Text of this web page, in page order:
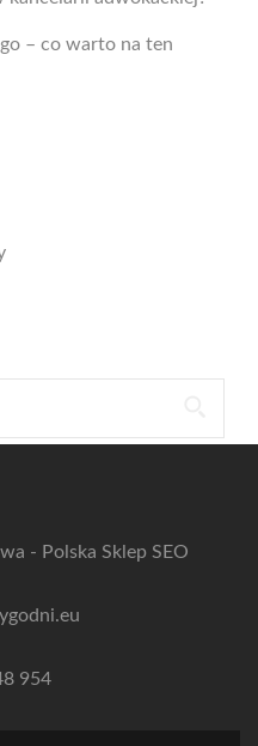
– co warto na ten
- Polska Sklep SEO
954